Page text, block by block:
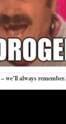
– we’ll always remember.